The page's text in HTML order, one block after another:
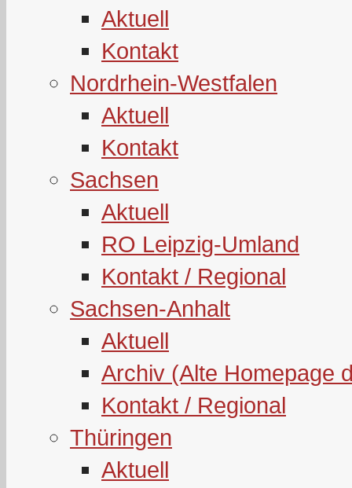
Aktuell
Kontakt
Nordrhein-Westfalen
Aktuell
Kontakt
Sachsen
Aktuell
RO Leipzig-Umland
Kontakt / Regional
Sachsen-Anhalt
Aktuell
Archiv (Alte Homepage
Kontakt / Regional
Thüringen
Aktuell